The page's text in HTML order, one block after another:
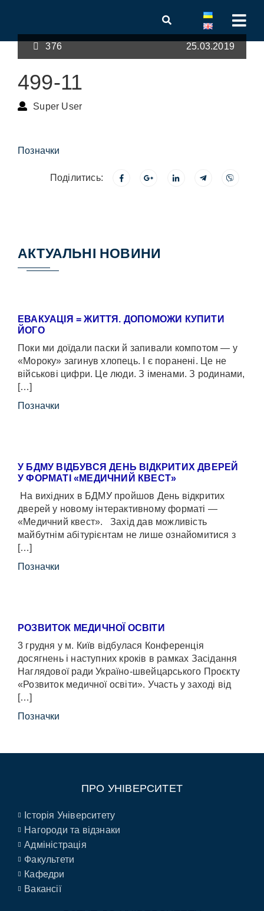
376 25.03.2019
499-11
Super User
Позначки
Поділитись:
АКТУАЛЬНІ НОВИНИ
ЕВАКУАЦІЯ = ЖИТТЯ. ДОПОМОЖИ КУПИТИ
ЙОГО
Поки ми доїдали паски й запивали компотом — у
«Мороку» загинув хлопець. І є поранені. Це не
військові цифри. Це люди. З іменами. З родинами,
[…]
Позначки
У БДМУ ВІДБУВСЯ ДЕНЬ ВІДКРИТИХ ДВЕРЕЙ
У ФОРМАТІ «МЕДИЧНИЙ КВЕСТ»
На вихідних в БДМУ пройшов День відкритих
дверей у новому інтерактивному форматі —
«Медичний квест». Захід дав можливість
майбутнім абітурієнтам не лише ознайомитися з
[…]
Позначки
РОЗВИТОК МЕДИЧНОЇ ОСВІТИ
3 грудня у м. Київ відбулася Конференція
досягнень і наступних кроків в рамках Засідання
Наглядової ради Україно-швейцарського Проєкту
«Розвиток медичної освіти». Участь у заході від
[…]
Позначки
ПРО УНІВЕРСИТЕТ
Історія Університету
Нагороди та відзнаки
Адміністрація
Факультети
Кафедри
Вакансії